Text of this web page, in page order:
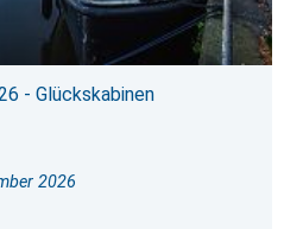
- Glückskabinen
2026